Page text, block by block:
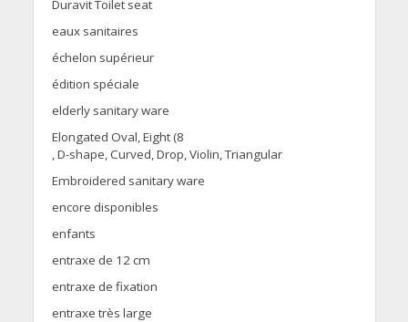
Duravit Toilet seat
eaux sanitaires
échelon supérieur
édition spéciale
elderly sanitary ware
Elongated Oval, Eight (8
, D-shape, Curved, Drop, Violin, Triangular
Embroidered sanitary ware
encore disponibles
enfants
entraxe de 12 cm
entraxe de fixation
entraxe très large